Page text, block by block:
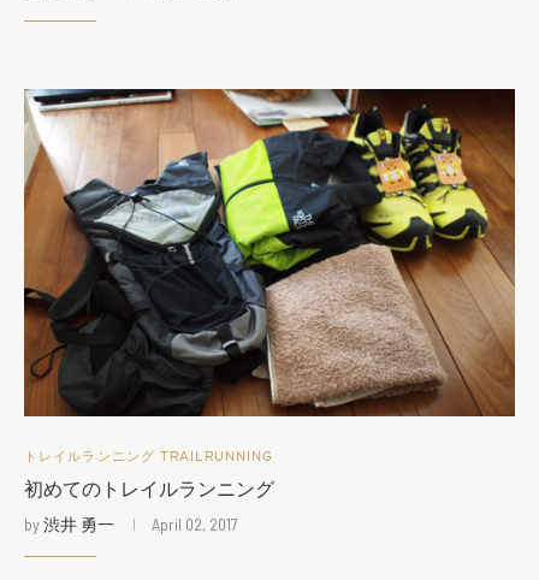
トレイルランニング TRAILRUNNING
初めてのトレイルランニング
by渋井 勇一 April 02, 2017